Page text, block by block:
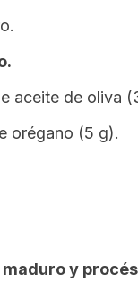
aceite de oliva
orégano (5 g).
y